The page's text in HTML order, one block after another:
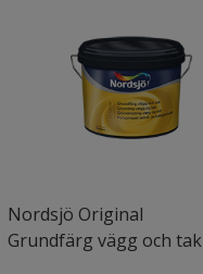
Nordsjö Original
Grundfärg vägg och tak